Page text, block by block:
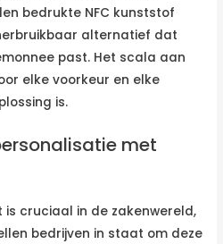
bedrukte NFC kunststof
alternatief dat
past. Het scala aan
elke voorkeur en elke
is.
met
is cruciaal in de zakenwereld,
bedrijven in staat om deze